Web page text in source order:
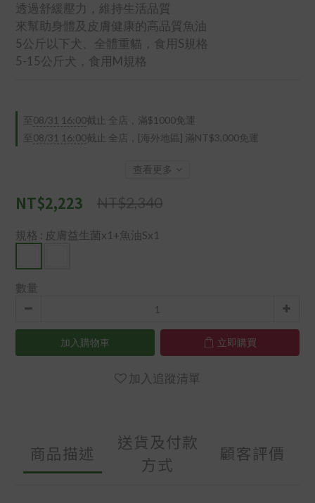
透過舒緩壓力，維持生活品質
來幫助身體及皮膚健康的高品質魚油
5公斤以下犬、全體重貓，食用S規格
5-15公斤犬，食用M規格
至 08/31 16:00截止
全店，滿$1000免運
至 08/31 16:00截止 全店，[海外地區] 滿NT$3,000免運
查看更多
NT$2,340
NT$2,223
規格 : 皮膚益生菌x1+魚油Sx1
數量
加入購物車 立即購買
加入追蹤清單
商品描述
送貨及付款
方式
顧客評價